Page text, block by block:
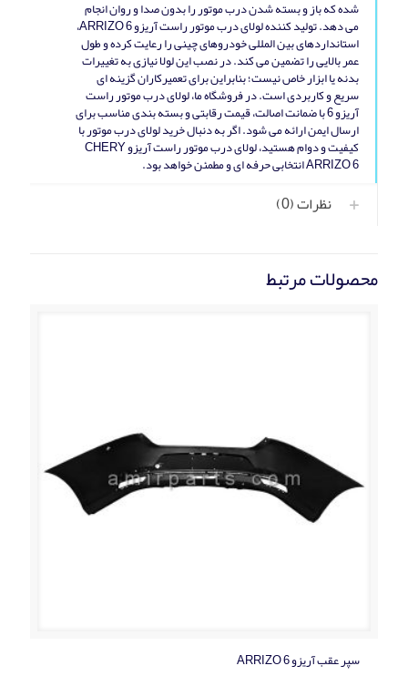
شده که باز و بسته شدن درب موتور را بدون صدا و روان انجام
می‌ دهد. تولید کننده لولای درب موتور راست آریزو ARRIZO 6،
استانداردهای بین‌ المللی خودروهای چینی را رعایت کرده و طول
عمر بالایی را تضمین می‌ کند. در نصب این لولا نیازی به تغییرات
بدنه یا ابزار خاص نیست؛ بنابراین برای تعمیرکاران گزینه‌ ای
سریع و کاربردی است. در فروشگاه ما، لولای درب موتور راست
آریزو 6 با ضمانت اصالت، قیمت رقابتی و بسته‌ بندی مناسب برای
ارسال ایمن ارائه می‌ شود. اگر به دنبال خرید لولای درب موتور با
کیفیت و دوام هستید، لولای درب موتور راست آریزو CHERY
ARRIZO 6 انتخابی حرفه‌ ای و مطمئن خواهد بود.
نظرات (0)
محصولات مرتبط
سپر عقب آریزو ARRIZO 6